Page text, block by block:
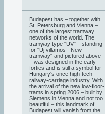
Budapest has – together with
St. Petersburg and Vienna –
one of the largest tramway
networks of the world. The
tramway type "UV" – standing
for "Új villamos - New
tramway" and pictured above
– was designed in the early
forties and is still a symbol for
Hungary's once high-tech
railway-carriage industry. With
the arrival of the new low-floor-
trams in spring 2006 – built by
Siemens in Vienna and not too
beautiful – this landmark of
Budapest will vanish from the